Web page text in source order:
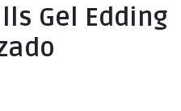
Gel Edding